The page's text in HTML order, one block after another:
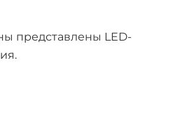
представлены LED-